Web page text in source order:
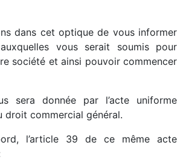
dans cet optique de vous informer
vous serait soumis pour
société et ainsi pouvoir commencer
sera donnée par l’acte uniforme
droit commercial général.
l’article 39 de ce même acte